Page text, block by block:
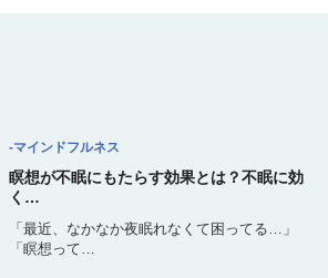
-マインドフルネス
瞑想が不眠にもたらす効果とは？不眠に効
く…
「最近、なかなか夜眠れなくて困ってる…」
「瞑想って…